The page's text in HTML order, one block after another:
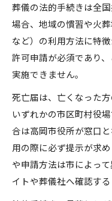
失敗しない
葬儀担当者
葬儀時に見落と
葬儀時に見
追加費用が
費用明細で
葬儀費用と
葬儀で後悔
葬儀の法的手続きは全
場合、地域の慣習や火
など）の利用方法に特
許可申請が必須であり
実施できません。
死亡届は、亡くなった
いずれかの市区町村役
合は高岡市役所が窓口
用の際に必ず提示が求
や申請方法は市によっ
イトや葬儀社へ確認する